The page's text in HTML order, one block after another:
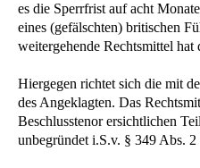
es die Sperrfrist auf acht
eines (gefälschten) britischen
weitergehende Rechtsmittel
Hiergegen richtet sich die mit
des Angeklagten. Das
Beschlusstenor ersichtlichen
unbegründet i.S.v. § 349 Abs. 2